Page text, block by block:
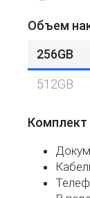
Объем
256GB
512GB
Комплект